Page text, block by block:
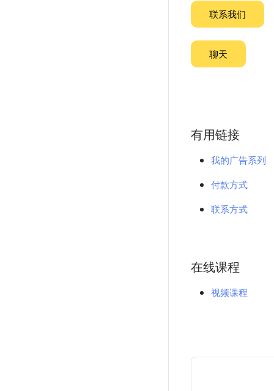
联系我们
聊天
有用链接
我的广告系列
付款方式
联系方式
在线课程
视频课程